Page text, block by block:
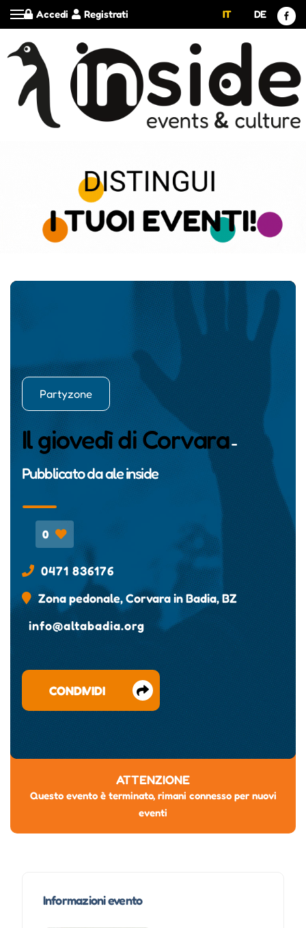
Registrati
Accedi IT DE
Partyzone
Il giovedì di Corvara-
Pubblicato daale inside
0
0471 836176
Zona pedonale, Corvara in Badia, BZ
info@altabadia.org
CONDIVIDI
ATTENZIONE
Questo evento è terminato, rimani connesso per nuovi
eventi
Informazioni evento